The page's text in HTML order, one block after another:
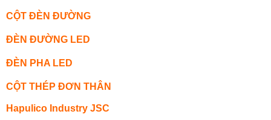
CỘT ĐÈN ĐƯỜNG
ĐÈN ĐƯỜNG LED
ĐÈN PHA LED
CỘT THÉP ĐƠN THÂN
Hapulico Industry JSC